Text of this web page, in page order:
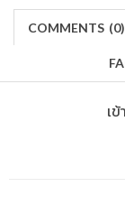
COMMENTS (0)
เ